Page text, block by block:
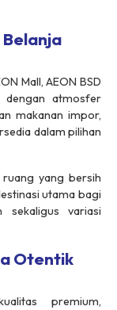
Belanja
Mall, AEON BSD
dengan atmosfer
makanan impor,
dalam pilihan
yang bersih
utama bagi
sekaligus variasi
Otentik
premium,